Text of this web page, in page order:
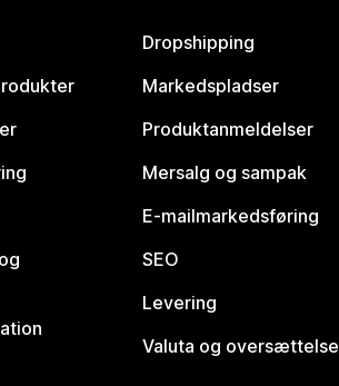
Dropshipping
Markedspladser
Produktanmeldelser
Mersalg og sampak
E-mailmarkedsføring
SEO
Levering
Valuta og oversættelse